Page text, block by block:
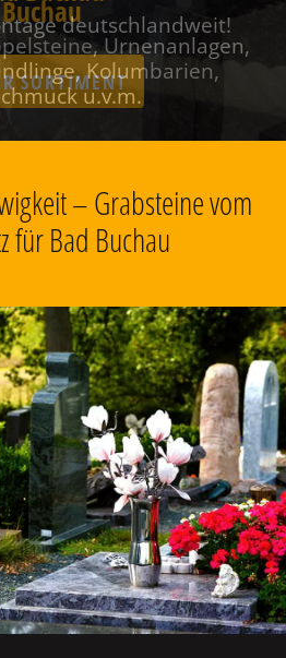
Buchau
Urnenanlagen,
Kolumbarien,
u.v.m.
– Grabsteine vom
für Bad Buchau